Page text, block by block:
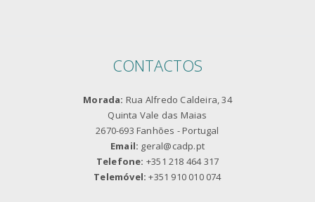
CONTACTOS
Morada: Rua Alfredo Caldeira, 34
Quinta Vale das Maias
2670-693 Fanhões - Portugal
Email: geral@cadp.pt
Telefone: +351 218 464 317
Telemóvel: +351 910 010 074